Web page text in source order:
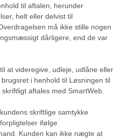
til aftalen, herunder
helt eller delvist til
må ikke stille nogen
dårligere, end de var
at videregive, udleje, udlåne eller
i henhold til Løsningen til
aftales med SmartWeb.
skriftlige samtykke
ifølge
Kunden kan ikke nægte at